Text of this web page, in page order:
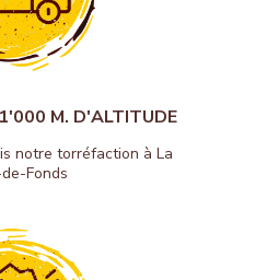
M. D'ALTITUDE
notre torréfaction à La
Fonds